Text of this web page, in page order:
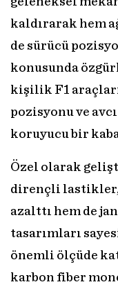
kaldırarak hem
de sürücü
konusunda
kişilik F1
pozisyonu ve
koruyucu bir
Özel olarak
dirençli
azalttı hem de
tasarımları
önemli ölçüde
karbon fiber